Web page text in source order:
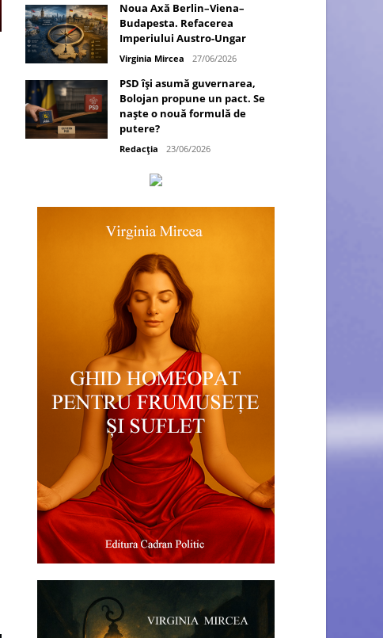
Noua Axă Berlin–Viena–
Budapesta. Refacerea
Imperiului Austro-Ungar
Virginia Mircea 27/06/2026
PSD își asumă guvernarea,
Bolojan propune un pact. Se
naște o nouă formulă de
putere?
Redacția 23/06/2026